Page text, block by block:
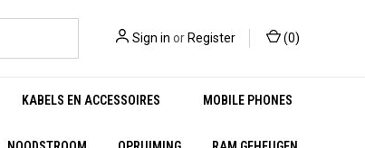
Sign in or Register (0)
KABELS EN ACCESSOIRES MOBILE PHONES